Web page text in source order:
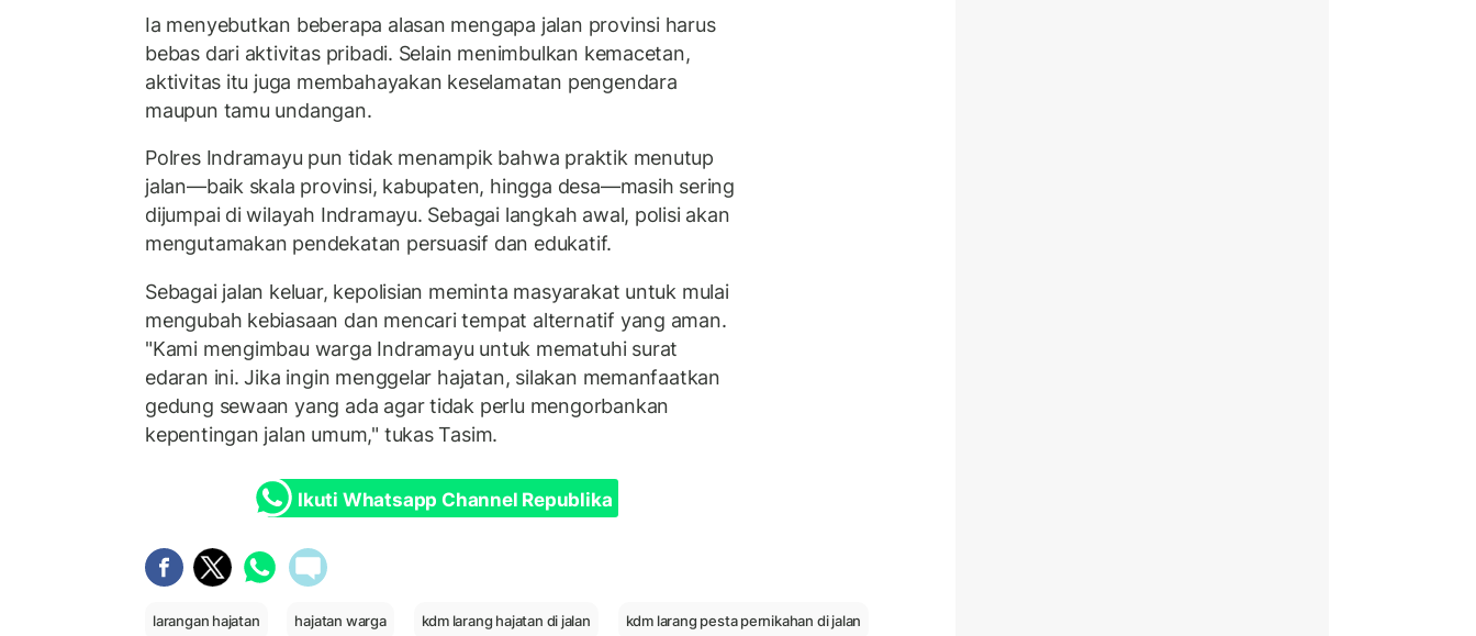
Ia menyebutkan beberapa alasan mengapa jalan provinsi harus
bebas dari aktivitas pribadi. Selain menimbulkan kemacetan,
aktivitas itu juga membahayakan keselamatan pengendara
maupun tamu undangan.
Polres Indramayu pun tidak menampik bahwa praktik menutup
jalan—baik skala provinsi, kabupaten, hingga desa—masih sering
dijumpai di wilayah Indramayu. Sebagai langkah awal, polisi akan
mengutamakan pendekatan persuasif dan edukatif.
Sebagai jalan keluar, kepolisian meminta masyarakat untuk mulai
mengubah kebiasaan dan mencari tempat alternatif yang aman.
"Kami mengimbau warga Indramayu untuk mematuhi surat
edaran ini. Jika ingin menggelar hajatan, silakan memanfaatkan
gedung sewaan yang ada agar tidak perlu mengorbankan
kepentingan jalan umum," tukas Tasim.
Ikuti Whatsapp Channel Republika
larangan hajatan hajatan warga kdm larang hajatan di jalan kdm larang pesta pernikahan di jalan